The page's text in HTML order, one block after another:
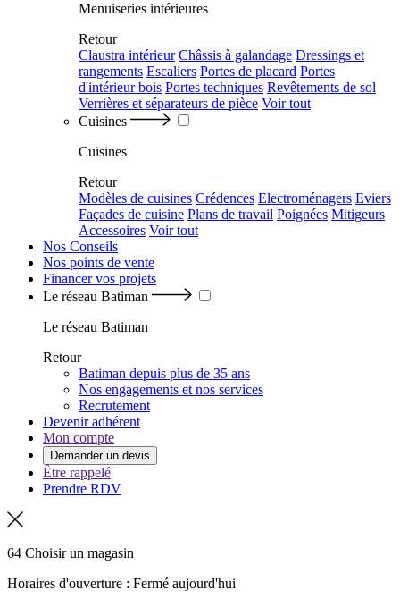
Menuiseries intérieures
Retour
Claustra intérieur Châssis à galandage Dressings et
rangements Escaliers Portes de placard Portes
d'intérieur bois Portes techniques Revêtements de sol
Verrières et séparateurs de pièce Voir tout
Cuisines
Cuisines
Retour
Modèles de cuisines Crédences Electroménagers Eviers
Façades de cuisine Plans de travail Poignées Mitigeurs
Accessoires Voir tout
Nos Conseils
Nos points de vente
Financer vos projets
Le réseau Batiman
Le réseau Batiman
Retour
Batiman depuis plus de 35 ans
Nos engagements et nos services
Recrutement
Devenir adhérent
Mon compte
Demander un devis
Être rappelé
Prendre RDV
64 Choisir un magasin
Horaires d'ouverture : Fermé aujourd'hui